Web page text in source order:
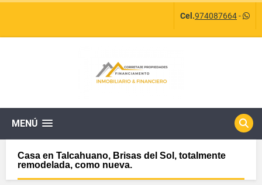
Cel.974087664-
MENÚ
Casa en Talcahuano, Brisas del Sol, totalmente
remodelada, como nueva.